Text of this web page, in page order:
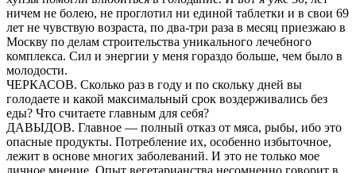
ничем не болею, не проглотил ни единой таблетки и в свои 69
лет не чувствую возраста, по два-три раза в месяц приезжаю в
Москву по делам строительства уникального лечебного
комплекса. Сил и энергии у меня гораздо больше, чем было в
молодости.
ЧЕРКАСОВ. Сколько раз в году и по скольку дней вы
голодаете и какой максимальный срок воздерживались без
еды? Что считаете главным для себя?
ДАВЫДОВ. Главное — полный отказ от мяса, рыбы, ибо это
опасные продукты. Потребление их, особенно избыточное,
лежит в основе многих заболеваний. И это не только мое